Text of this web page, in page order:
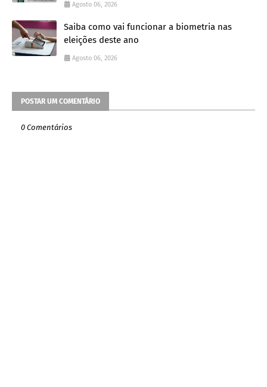
Agosto 06, 2026
Saiba como vai funcionar a biometria nas
eleições deste ano
Agosto 06, 2026
POSTAR UM COMENTÁRIO
0 Comentários